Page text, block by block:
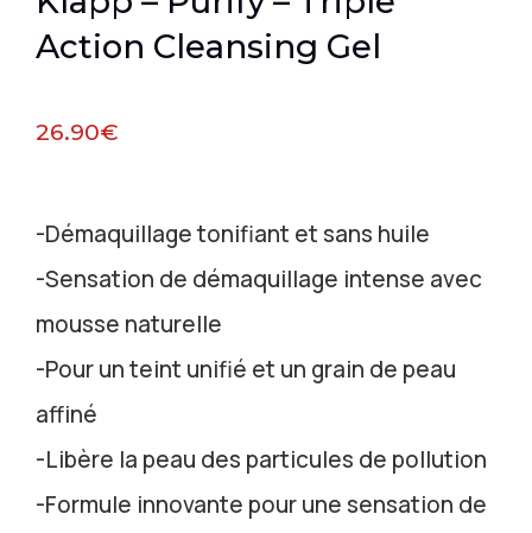
Action Cleansing Gel
26.90€
-Démaquillage tonifiant et sans huile
-Sensation de démaquillage intense avec
mousse naturelle
-Pour un teint unifié et un grain de peau
affiné
-Libère la peau des particules de pollution
-Formule innovante pour une sensation de